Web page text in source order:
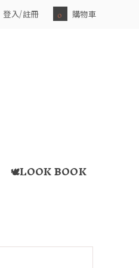
登入/註冊 購物車
0
🕊️LOOK BOOK